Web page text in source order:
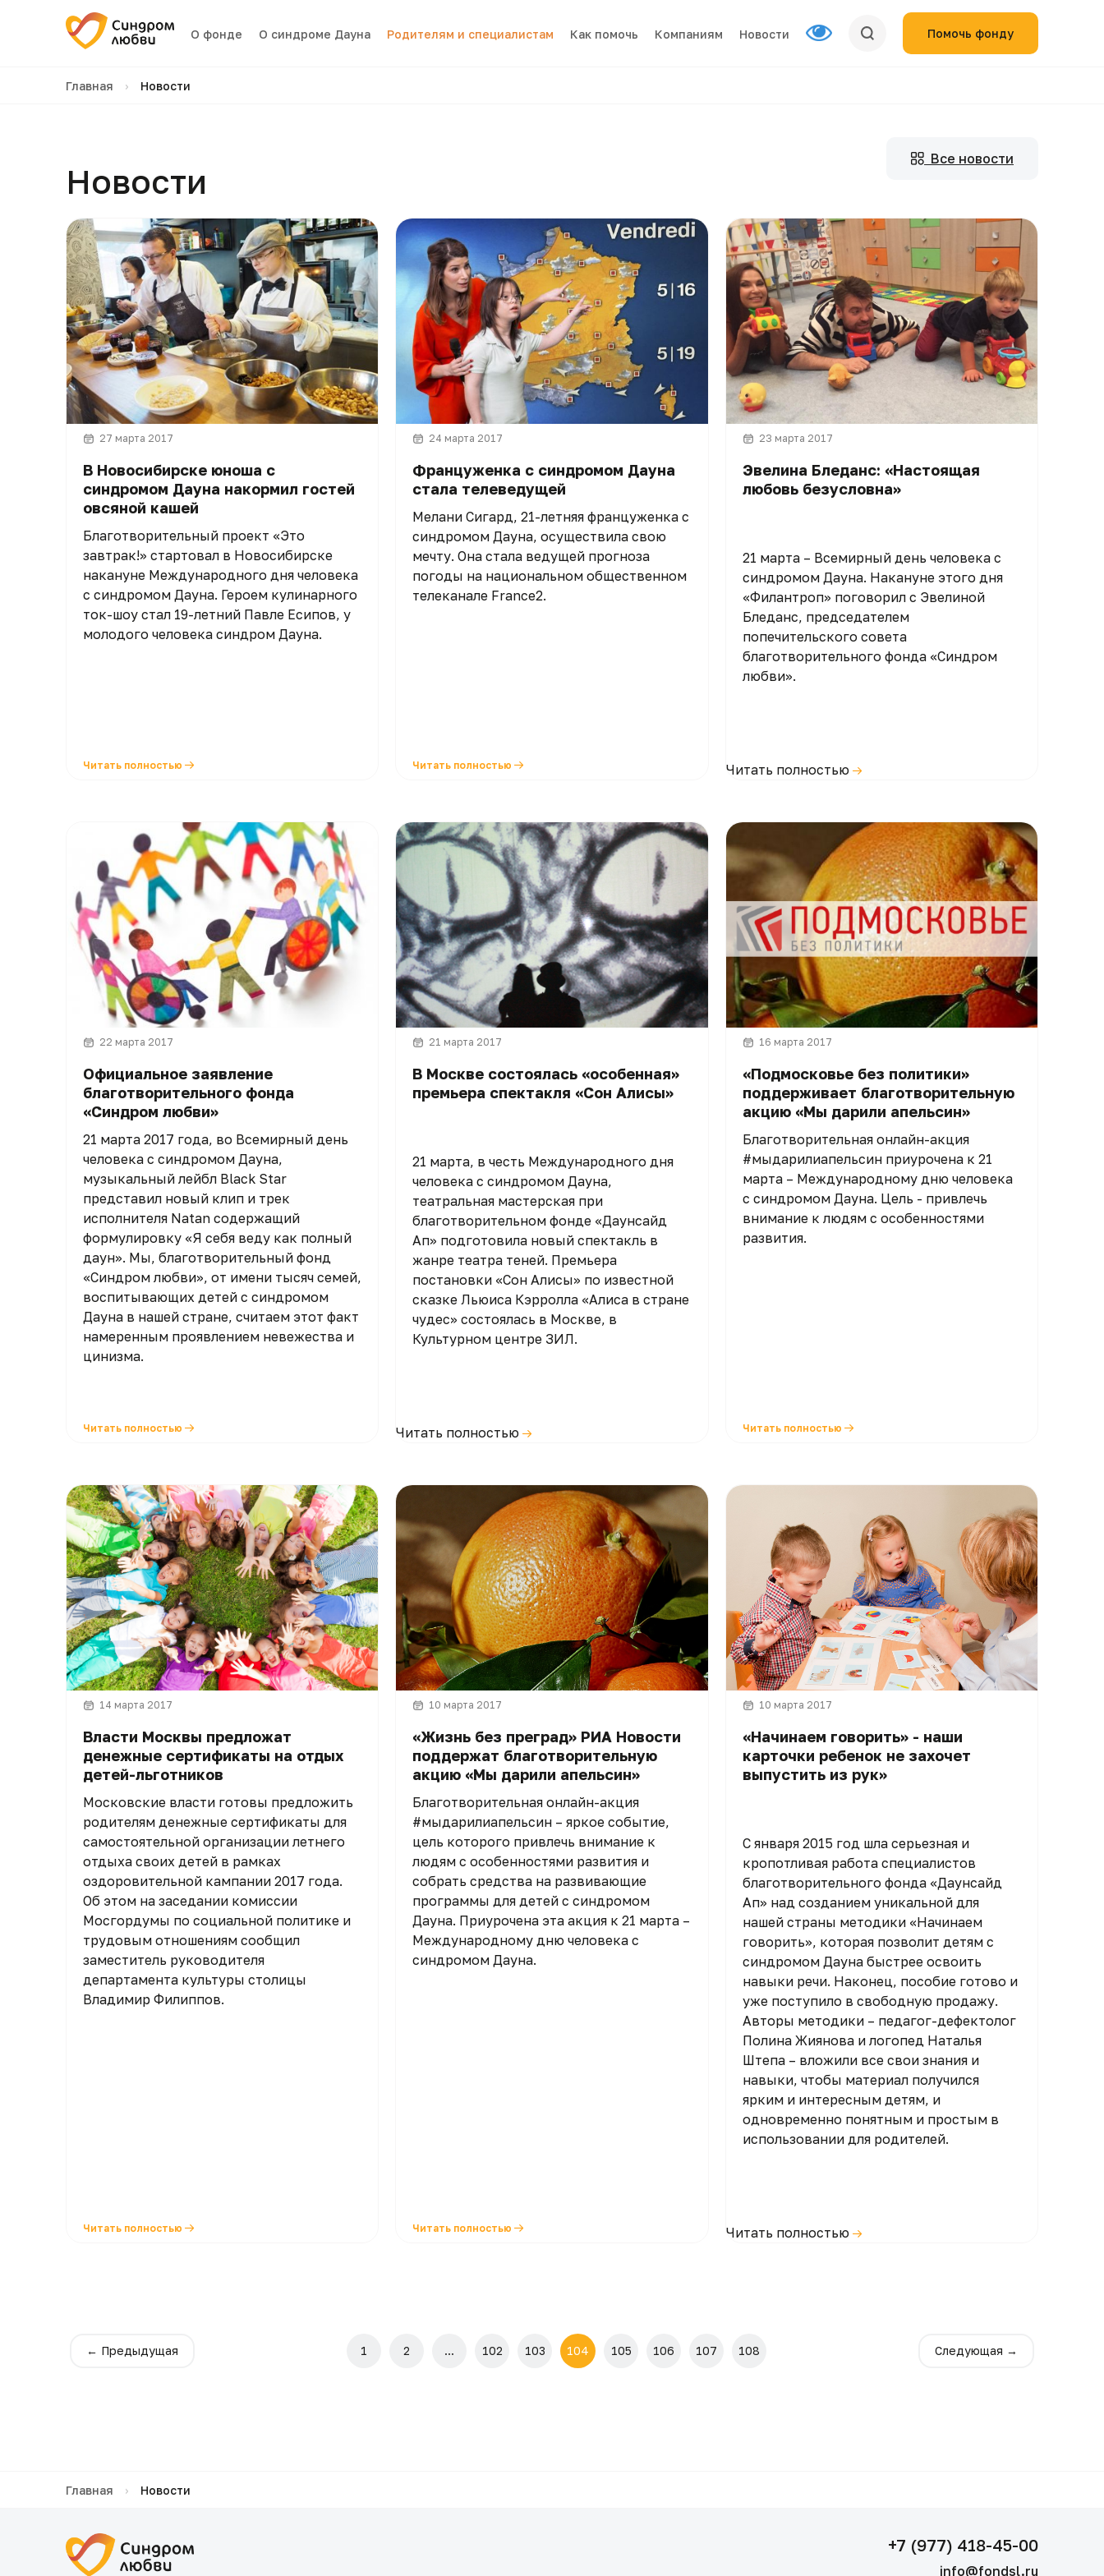
О фонде О синдроме Дауна Родителям и специалистам Как помочь Компаниям Новости Помочь фонду
Главная › Новости
Новости
Все новости
27 марта 2017
В Новосибирске юноша с
синдромом Дауна накормил гостей
овсяной кашей
Благотворительный проект «Это
завтрак!» стартовал в Новосибирске
накануне Международного дня человека
с синдромом Дауна. Героем кулинарного
ток-шоу стал 19-летний Павле Есипов, у
молодого человека синдром Дауна.
Читать полностью
24 марта 2017
Француженка с синдромом Дауна
стала телеведущей
Мелани Сигард, 21-летняя француженка с
синдромом Дауна, осуществила свою
мечту. Она стала ведущей прогноза
погоды на национальном общественном
телеканале France2.
Читать полностью
23 марта 2017
Эвелина Бледанс: «Настоящая
любовь безусловна»
21 марта – Всемирный день человека с
синдромом Дауна. Накануне этого дня
«Филантроп» поговорил с Эвелиной
Бледанс, председателем
попечительского совета
благотворительного фонда «Синдром
любви».
Читать полностью
22 марта 2017
Официальное заявление
благотворительного фонда
«Синдром любви»
21 марта 2017 года, во Всемирный день
человека с синдромом Дауна,
музыкальный лейбл Black Star
представил новый клип и трек
исполнителя Natan содержащий
формулировку «Я себя веду как полный
даун». Мы, благотворительный фонд
«Синдром любви», от имени тысяч семей,
воспитывающих детей с синдромом
Дауна в нашей стране, считаем этот факт
намеренным проявлением невежества и
цинизма.
Читать полностью
21 марта 2017
В Москве состоялась «особенная»
премьера спектакля «Сон Алисы»
21 марта, в честь Международного дня
человека с синдромом Дауна,
театральная мастерская при
благотворительном фонде «Даунсайд
Ап» подготовила новый спектакль в
жанре театра теней. Премьера
постановки «Сон Алисы» по известной
сказке Льюиса Кэрролла «Алиса в стране
чудес» состоялась в Москве, в
Культурном центре ЗИЛ.
Читать полностью
16 марта 2017
«Подмосковье без политики»
поддерживает благотворительную
акцию «Мы дарили апельсин»
Благотворительная онлайн-акция
#мыдарилиапельсин приурочена к 21
марта – Международному дню человека
с синдромом Дауна. Цель - привлечь
внимание к людям с особенностями
развития.
Читать полностью
14 марта 2017
Власти Москвы предложат
денежные сертификаты на отдых
детей-льготников
Московские власти готовы предложить
родителям денежные сертификаты для
самостоятельной организации летнего
отдыха своих детей в рамках
оздоровительной кампании 2017 года.
Об этом на заседании комиссии
Мосгордумы по социальной политике и
трудовым отношениям сообщил
заместитель руководителя
департамента культуры столицы
Владимир Филиппов.
Читать полностью
10 марта 2017
«Жизнь без преград» РИА Новости
поддержат благотворительную
акцию «Мы дарили апельсин»
Благотворительная онлайн-акция
#мыдарилиапельсин – яркое событие,
цель которого привлечь внимание к
людям с особенностями развития и
собрать средства на развивающие
программы для детей с синдромом
Дауна. Приурочена эта акция к 21 марта –
Международному дню человека с
синдромом Дауна.
Читать полностью
10 марта 2017
«Начинаем говорить» - наши
карточки ребенок не захочет
выпустить из рук»
С января 2015 год шла серьезная и
кропотливая работа специалистов
благотворительного фонда «Даунсайд
Ап» над созданием уникальной для
нашей страны методики «Начинаем
говорить», которая позволит детям с
синдромом Дауна быстрее освоить
навыки речи. Наконец, пособие готово и
уже поступило в свободную продажу.
Авторы методики – педагог-дефектолог
Полина Жиянова и логопед Наталья
Штепа – вложили все свои знания и
навыки, чтобы материал получился
ярким и интересным детям, и
одновременно понятным и простым в
использовании для родителей.
Читать полностью
← Предыдущая 1 2 ... 102 103 104 105 106 107 108 Следующая →
Главная › Новости
+7 (977) 418-45-00
info@fondsl.ru